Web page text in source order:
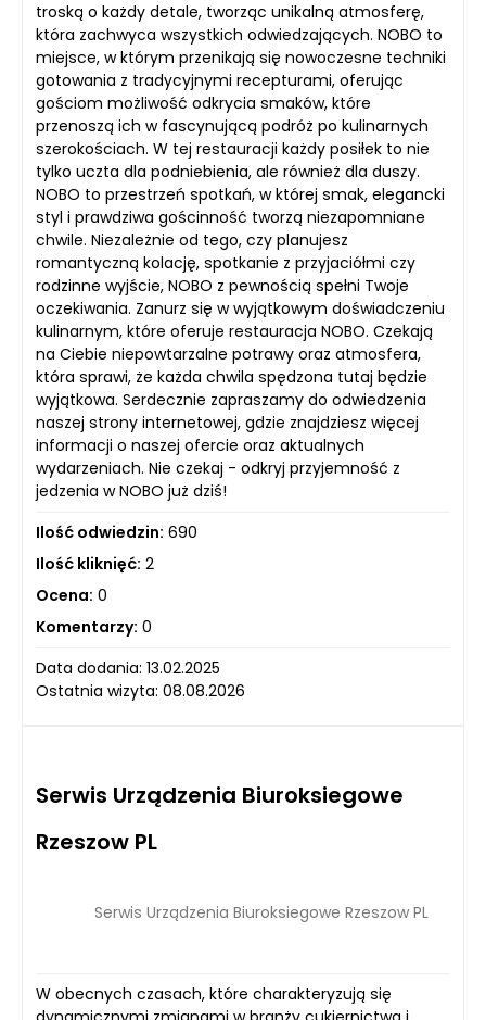
troską o każdy detale, tworząc unikalną atmosferę,
która zachwyca wszystkich odwiedzających. NOBO to
miejsce, w którym przenikają się nowoczesne techniki
gotowania z tradycyjnymi recepturami, oferując
gościom możliwość odkrycia smaków, które
przenoszą ich w fascynującą podróż po kulinarnych
szerokościach. W tej restauracji każdy posiłek to nie
tylko uczta dla podniebienia, ale również dla duszy.
NOBO to przestrzeń spotkań, w której smak, elegancki
styl i prawdziwa gościnność tworzą niezapomniane
chwile. Niezależnie od tego, czy planujesz
romantyczną kolację, spotkanie z przyjaciółmi czy
rodzinne wyjście, NOBO z pewnością spełni Twoje
oczekiwania. Zanurz się w wyjątkowym doświadczeniu
kulinarnym, które oferuje restauracja NOBO. Czekają
na Ciebie niepowtarzalne potrawy oraz atmosfera,
która sprawi, że każda chwila spędzona tutaj będzie
wyjątkowa. Serdecznie zapraszamy do odwiedzenia
naszej strony internetowej, gdzie znajdziesz więcej
informacji o naszej ofercie oraz aktualnych
wydarzeniach. Nie czekaj - odkryj przyjemność z
jedzenia w NOBO już dziś!
Ilość odwiedzin: 690
Ilość kliknięć: 2
Ocena: 0
Komentarzy: 0
Data dodania: 13.02.2025
Ostatnia wizyta: 08.08.2026
Serwis Urządzenia Biuroksiegowe
Rzeszow PL
Serwis Urządzenia Biuroksiegowe Rzeszow PL
W obecnych czasach, które charakteryzują się